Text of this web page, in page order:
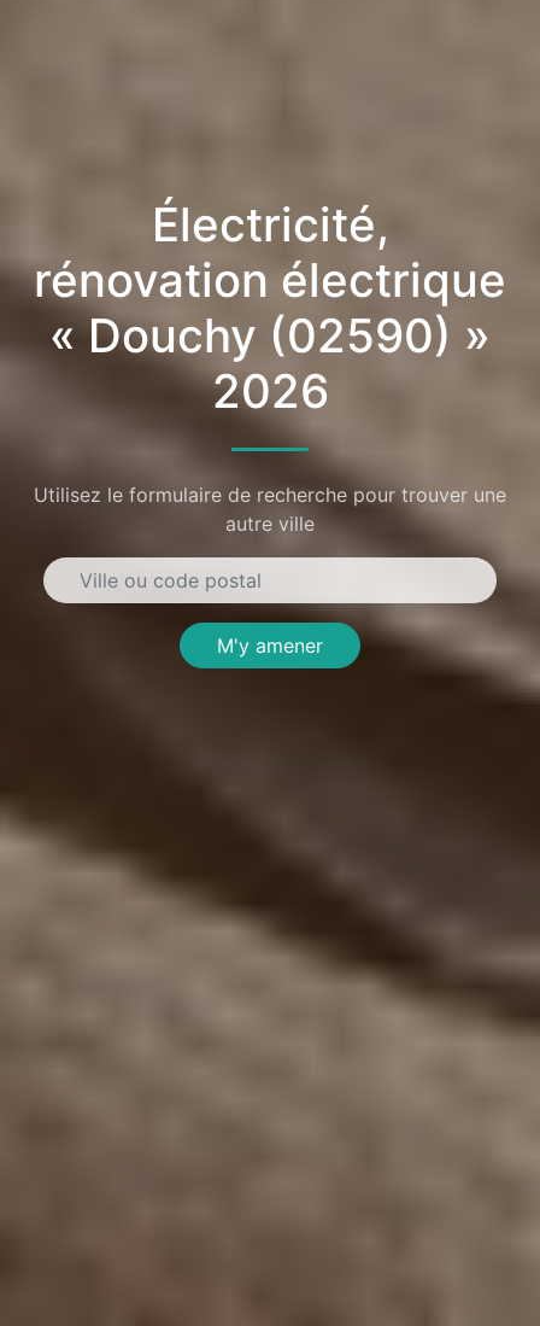
Électricité,
rénovation électrique
« Douchy (02590) »
2026
Utilisez le formulaire de recherche pour trouver une
autre ville
M'y amener